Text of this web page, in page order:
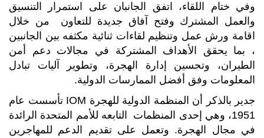
وفي ختام اللقاء، اتفق الجانبان على استمرار التنسيق
والعمل المشترك وفتح آفاق جديدة للتعاون من خلال
اقامة ورش عمل وتنظيم لقاءات ثنائية مكثفه بين الجانبين
، بما يحقق الأهداف المشتركة في مجالات دعم أمن
الطيران، وتحسين إدارة الهجرة، وتطوير آليات تبادل
المعلومات وفق أفضل الممارسات الدولية.
جدير بالذكر أن المنظمة الدولية للهجرة IOM تأسست عام
1951، وهي إحدى المنظمات التابعه للأمم المتحدة الرائدة
في مجال الهجرة. وتعمل على تقديم الدعم للمهاجرين